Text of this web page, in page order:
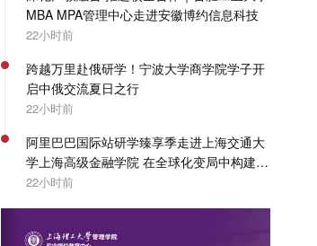
MBA MPA管理中心走进安徽博约信息科技
22小时前
跨越万里赴俄研学！宁波大学商学院学子开
启中俄交流夏日之行
22小时前
阿里巴巴国际站研学臻享季走进上海交通大
学上海高级金融学院 在全球化变局中构建企
业出海系统能力 | SAIF动态
22小时前